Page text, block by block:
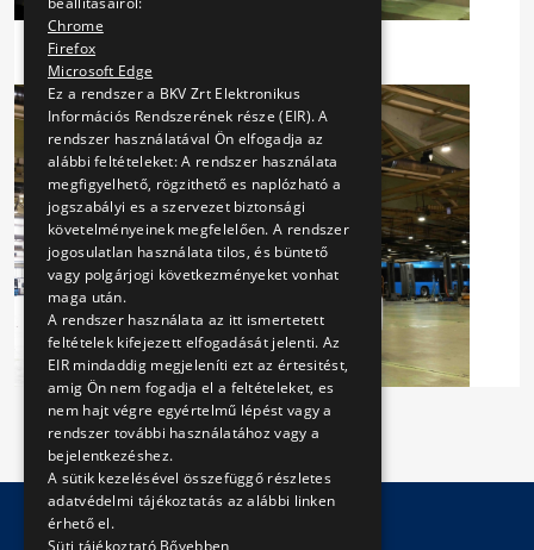
Chrome
Firefox
Microsoft Edge
Ez a rendszer a BKV Zrt Elektronikus
Információs Rendszerének része (EIR). A
rendszer használatával Ön elfogadja az
alábbi feltételeket: A rendszer használata
megfigyelhető, rögzithető es naplózható a
jogszabályi es a szervezet biztonsági
követelményeinek megfelelően. A rendszer
jogosulatlan használata tilos, és büntető
vagy polgárjogi következményeket vonhat
maga után.
A rendszer használata az itt ismertetett
feltételek kifejezett elfogadását jelenti. Az
EIR mindaddig megjeleníti ezt az értesitést,
amig Ön nem fogadja el a feltételeket, es
nem hajt végre egyértelmű lépést vagy a
rendszer további használatához vagy a
bejelentkezéshez.
A sütik kezelésével összefüggő részletes
adatvédelmi tájékoztatás az alábbi linken
érhető el.
Süti tájékoztató Bővebben